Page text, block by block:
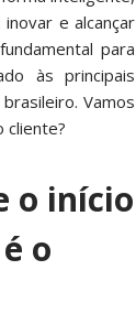
e alcançar
para
às principais
Vamos
cliente?
o início
o